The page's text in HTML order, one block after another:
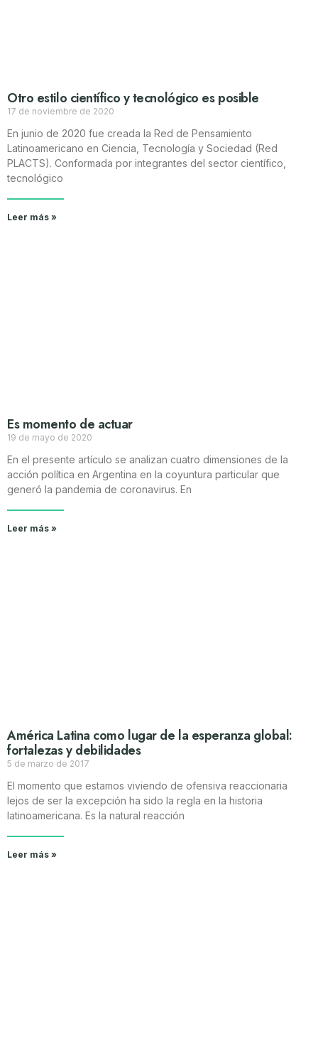
Otro estilo científico y tecnológico es posible
17 de noviembre de 2020
En junio de 2020 fue creada la Red de Pensamiento
Latinoamericano en Ciencia, Tecnología y Sociedad (Red
PLACTS). Conformada por integrantes del sector científico,
tecnológico
Leer más »
Es momento de actuar
19 de mayo de 2020
En el presente artículo se analizan cuatro dimensiones de la
acción política en Argentina en la coyuntura particular que
generó la pandemia de coronavirus. En
Leer más »
América Latina como lugar de la esperanza global:
fortalezas y debilidades
5 de marzo de 2017
El momento que estamos viviendo de ofensiva reaccionaria
lejos de ser la excepción ha sido la regla en la historia
latinoamericana. Es la natural reacción
Leer más »